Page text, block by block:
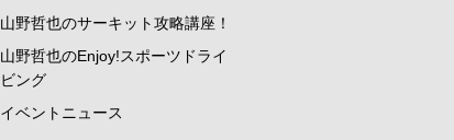
山野哲也のサーキット攻略講座！
山野哲也のEnjoy!スポーツドライ
ビング
イベントニュース